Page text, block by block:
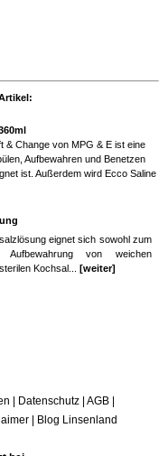
& Change von MPG & E ist eine
Aufbewahren und Benetzen
ist. Außerdem wird Ecco Saline
eignet sich sowohl zum
von weichen
Kochsal... [weiter]
| Datenschutz| AGB|
| Blog Linsenland